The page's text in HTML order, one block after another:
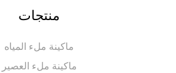
منتجات
ماكينة ملء المياه
ماكينة ملء العصير